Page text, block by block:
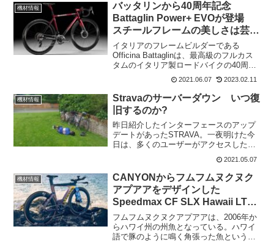
機材情報
バッタリンから40周年記念
Battaglin Power+ EVOが登場
スチールフレームの美しさは芸術
品だ
イタリアのフレームビルダーである
Officina Battaglinは、最高級のフルカス
タムのイタリア製ロードバイクの40周年
記念限定版 Power+ EVOを発表。今年は
創業40周年と、ジョヴァンニ・バッタリ
ンが1981年ブエルタ・ア・エ...
2021.06.07 2023.02.11
機材情報
Stravaのサーバーダウン いつ復
旧するのか?
昨日紹介したインターフェースのアップ
デートがあったSTRAVA。一夜明けた今
日は、多くのユーザーがアクセスしたた
めか一部ユーザーが使えない状態になっ
ている。新機能は、アスリートがアプリ
を使いやすくすることを目的している
が、アクティビティをア...
2021.05.07
機材情報
CANYONからフムフムヌクヌク
アプアアをデザインした
Speedmax CF SLX Hawaii LTD
登場
フムフムヌクヌクアプアアは、2006年か
らハワイ州の州魚となっている。ハワイ
語で豚のように鳴く角張った魚という意